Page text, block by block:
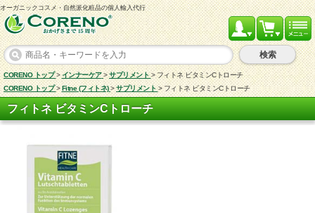
オーガニックコスメ・自然派化粧品の個人輸入代行
検索
CORENO トップ > インナーケア > サプリメント > フィトネ ビタミンCトローチ
CORENO トップ > Fitne (フィトネ) > サプリメント > フィトネ ビタミンCトローチ
フィトネ ビタミンCトローチ